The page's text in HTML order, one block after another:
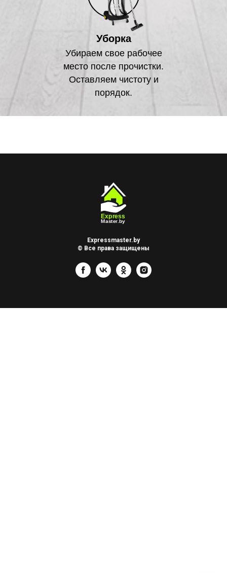
Уборка
Убираем свое рабочее
место после прочистки.
Оставляем чистоту и
порядок.
Expressmaster.by
© Все права защищены